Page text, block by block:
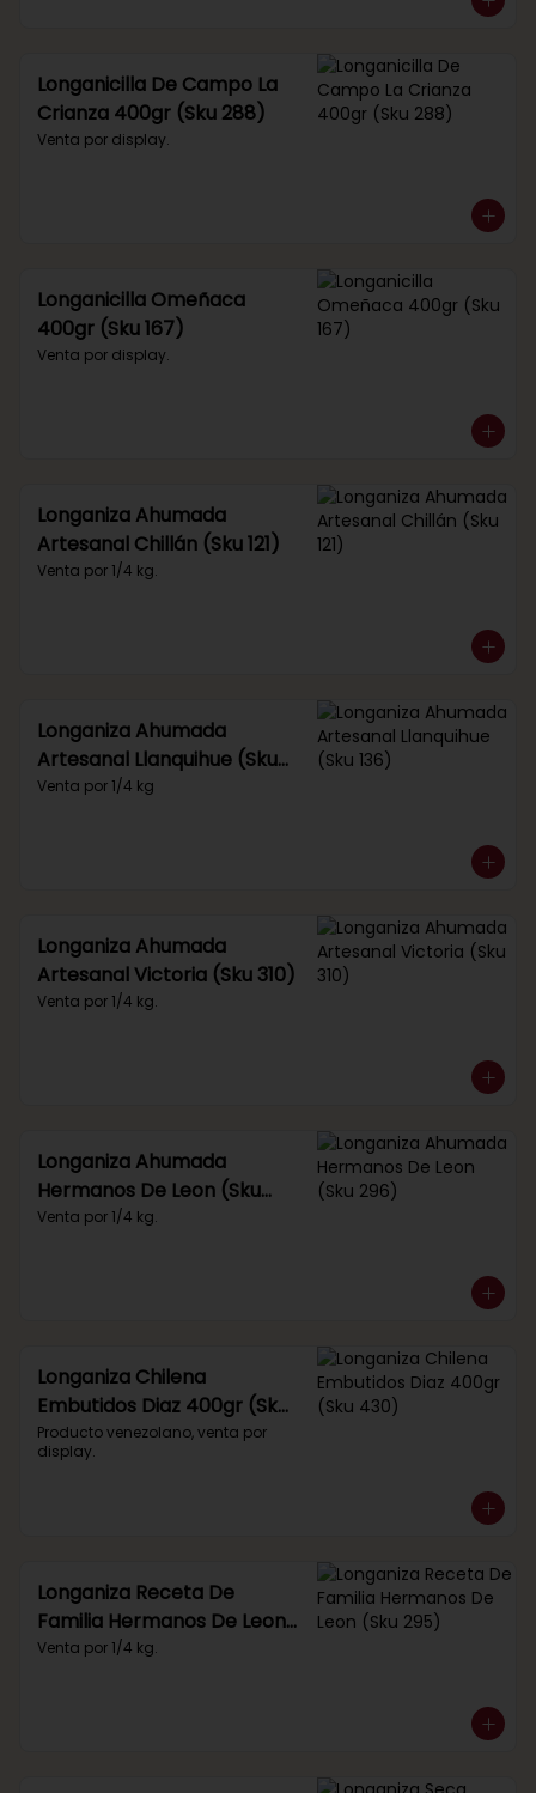
Longanicilla De Campo La
Crianza 400gr (Sku 288)
Venta por display.
Longanicilla Omeñaca
400gr (Sku 167)
Venta por display.
Longaniza Ahumada
Artesanal Chillán (Sku 121)
Venta por 1/4 kg.
Longaniza Ahumada
Artesanal Llanquihue (Sku
136)
Venta por 1/4 kg
Longaniza Ahumada
Artesanal Victoria (Sku 310)
Venta por 1/4 kg.
Longaniza Ahumada
Hermanos De Leon (Sku
296)
Venta por 1/4 kg.
Longaniza Chilena
Embutidos Diaz 400gr (Sku
430)
Producto venezolano, venta por
display.
Longaniza Receta De
Familia Hermanos De Leon
(Sku 295)
Venta por 1/4 kg.